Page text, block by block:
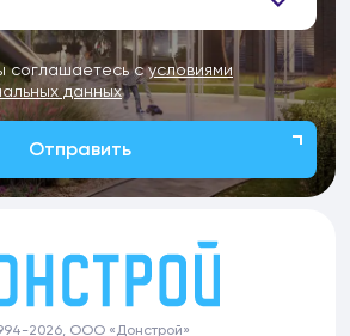
соглашаетесь сусловиями
данных
Отправить
2026, ООО «Донстрой»